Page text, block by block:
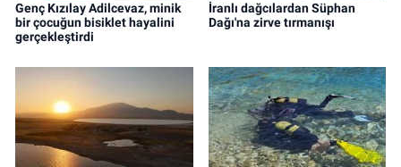
Genç Kızılay Adilcevaz, minik
bir çocuğun bisiklet hayalini
gerçekleştirdi
İranlı dağcılardan Süphan
Dağı'na zirve tırmanışı